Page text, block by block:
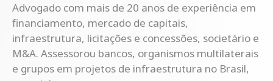
Advogado com mais de 20 anos de experiência em
financiamento, mercado de capitais,
infraestrutura, licitações e concessões, societário e
M&A. Assessorou bancos, organismos multilaterais
e grupos em projetos de infraestrutura no Brasil,